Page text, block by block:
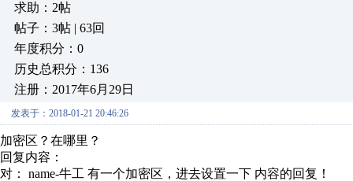
求助：2帖
帖子：3帖 | 63回
年度积分：0
历史总积分：136
注册：2017年6月29日
发表于：2018-01-21 20:46:26
加密区？在哪里？
回复内容：
对： name-牛工 有一个加密区，进去设置一下 内容的回复！